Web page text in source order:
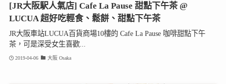
[JR大阪駅人氣店] Cafe La Pause 甜點下午茶 @
LUCUA 超好吃輕食、鬆餅、甜點下午茶
JR大阪車站LUCUA百貨商場10樓的 Cafe La Pause 咖啡甜點下午
茶，可是深受女生喜歡...
2019-04-06 大阪 Osaka